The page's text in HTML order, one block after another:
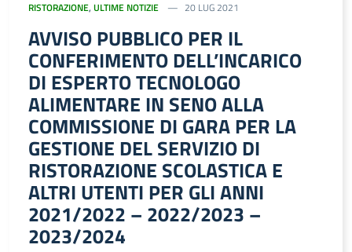
RISTORAZIONE, ULTIME NOTIZIE 20 LUG 2021
AVVISO PUBBLICO PER IL
CONFERIMENTO DELL’INCARICO
DI ESPERTO TECNOLOGO
ALIMENTARE IN SENO ALLA
COMMISSIONE DI GARA PER LA
GESTIONE DEL SERVIZIO DI
RISTORAZIONE SCOLASTICA E
ALTRI UTENTI PER GLI ANNI
2021/2022 – 2022/2023 –
2023/2024